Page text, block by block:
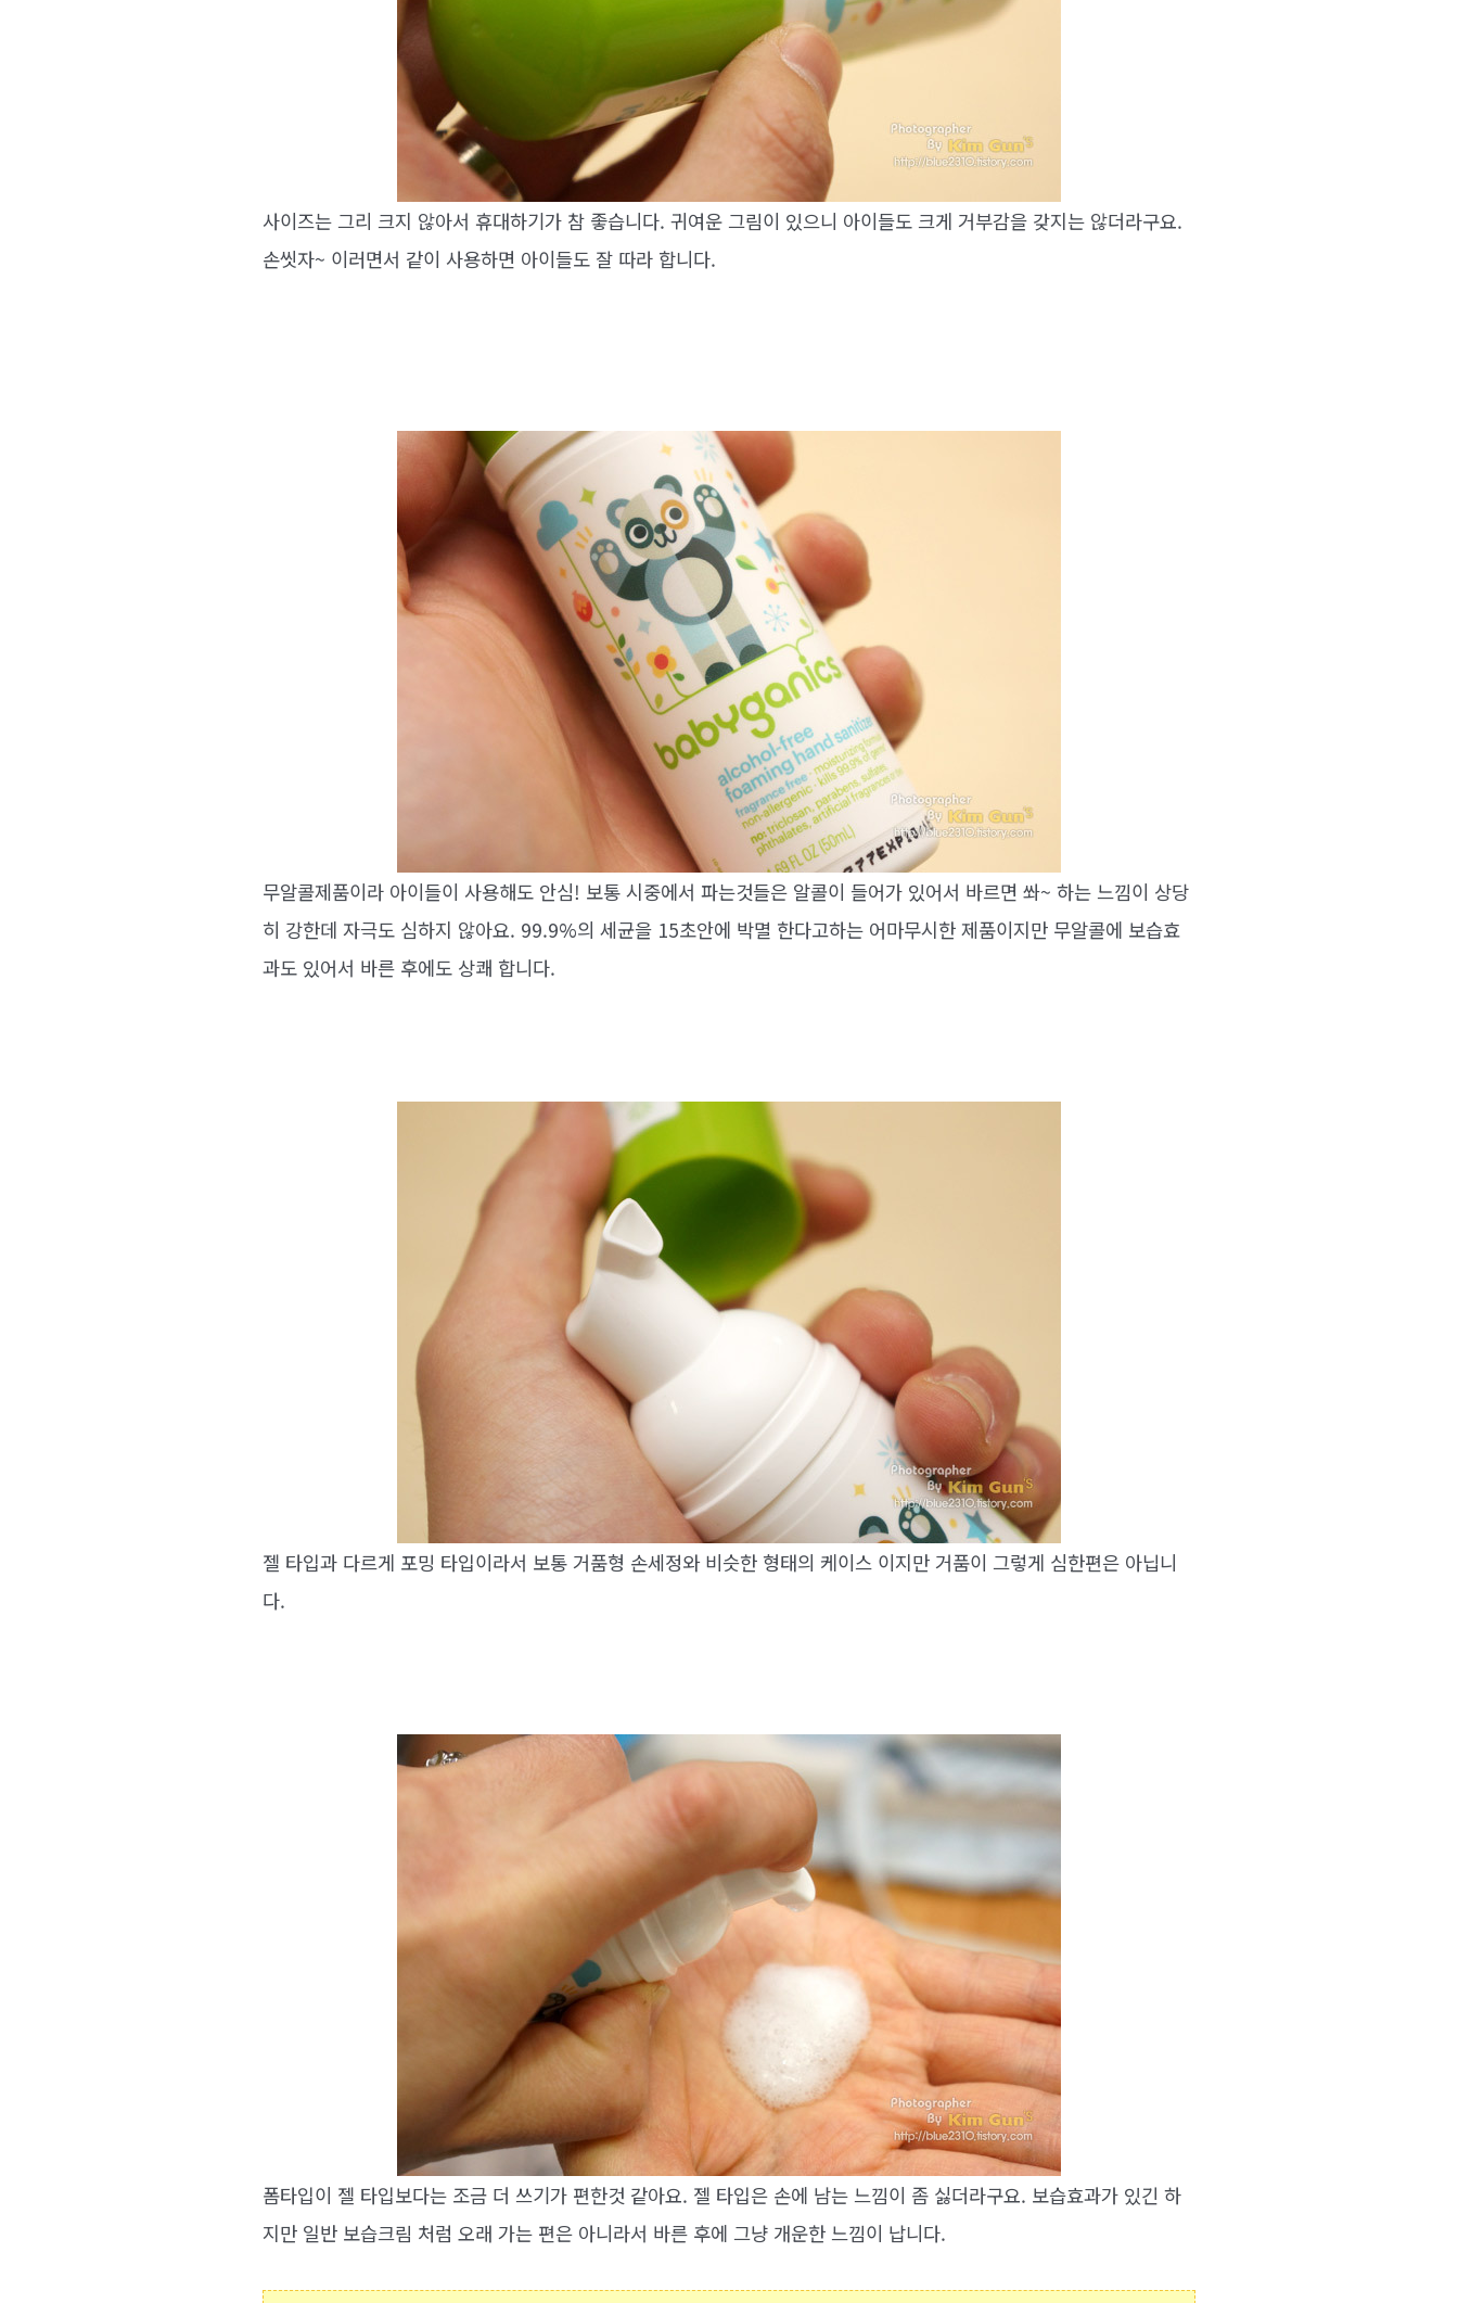
사이즈는 그리 크지 않아서 휴대하기가 참 좋습니다. 귀여운 그림이 있으니 아이들도 크게 거부감을 갖지는 않더라구요.
손씻자~ 이러면서 같이 사용하면 아이들도 잘 따라 합니다.
무알콜제품이라 아이들이 사용해도 안심! 보통 시중에서 파는것들은 알콜이 들어가 있어서 바르면 쏴~ 하는 느낌이 상당
히 강한데 자극도 심하지 않아요. 99.9%의 세균을 15초안에 박멸 한다고하는 어마무시한 제품이지만 무알콜에 보습효
과도 있어서 바른 후에도 상쾌 합니다.
젤 타입과 다르게 포밍 타입이라서 보통 거품형 손세정와 비슷한 형태의 케이스 이지만 거품이 그렇게 심한편은 아닙니
다.
폼타입이 젤 타입보다는 조금 더 쓰기가 편한것 같아요. 젤 타입은 손에 남는 느낌이 좀 싫더라구요. 보습효과가 있긴 하
지만 일반 보습크림 처럼 오래 가는 편은 아니라서 바른 후에 그냥 개운한 느낌이 납니다.